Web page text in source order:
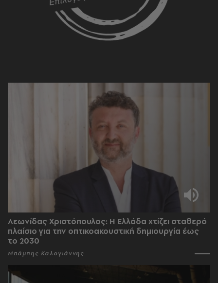
Λεωνίδας Χριστόπουλος: Η Ελλάδα χτίζει σταθερό
πλαίσιο για την οπτικοακουστική δημιουργία έως
το 2030
Μπάμπης Καλογιάννης